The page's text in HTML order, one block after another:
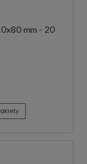
mm - 20